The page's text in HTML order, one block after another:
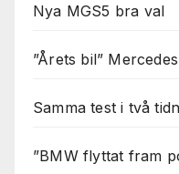
Nya MGS5 bra val
”Årets bil”
Samma test i två
”BMW flyttat fram